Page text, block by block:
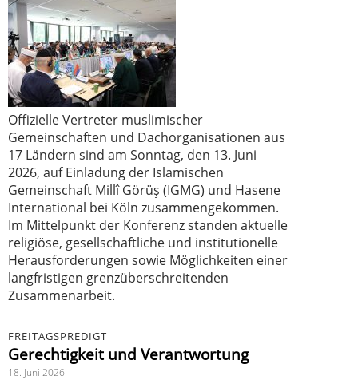
Offizielle Vertreter muslimischer
Gemeinschaften und Dachorganisationen aus
17 Ländern sind am Sonntag, den 13. Juni
2026, auf Einladung der Islamischen
Gemeinschaft Millî Görüş (IGMG) und Hasene
International bei Köln zusammengekommen.
Im Mittelpunkt der Konferenz standen aktuelle
religiöse, gesellschaftliche und institutionelle
Herausforderungen sowie Möglichkeiten einer
langfristigen grenzüberschreitenden
Zusammenarbeit.
FREITAGSPREDIGT
Gerechtigkeit und Verantwortung
18. Juni 2026